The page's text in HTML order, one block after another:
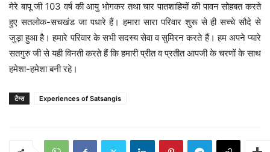
मेरे बापू जी 103 वर्ष की आयु भोगकर तथा चार पातशाहियों की पावन सोहबत करते
हुए सतलोक-सचखंड जा पधारे हैं। हमारा सारा परिवार शुरू से ही सच्चे सौदे से
जुड़ा हुआ है। हमारे परिवार के सभी सदस्य सेवा व सुमिरन करते हैं। हम अपने प्यारे
सतगुरु जी से यही विनती करते हैं कि हमारी प्रीत व प्रतीत आपजी के चरणों के साथ
हमेशा-हमेशा बनी रहे।
टैग्स Experiences of Satsangis